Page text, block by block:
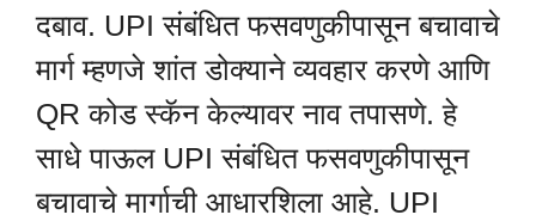
दबाव. UPI संबंधित फसवणुकीपासून बचावाचे
मार्ग म्हणजे शांत डोक्याने व्यवहार करणे आणि
QR कोड स्कॅन केल्यावर नाव तपासणे. हे
साधे पाऊल UPI संबंधित फसवणुकीपासून
बचावाचे मार्गाची आधारशिला आहे. UPI